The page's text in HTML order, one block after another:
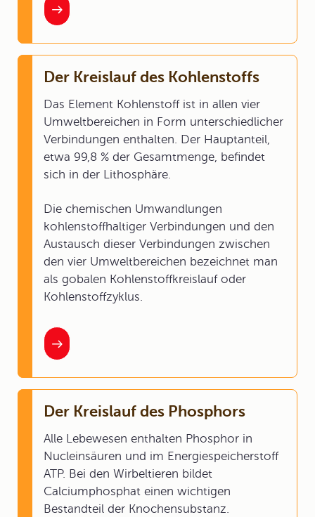
Der Kreislauf des Kohlenstoffs
Das Element Kohlenstoff ist in allen vier
Umweltbereichen in Form unterschiedlicher
Verbindungen enthalten. Der Hauptanteil,
etwa 99,8 % der Gesamtmenge, befindet
sich in der Lithosphäre.
Die chemischen Umwandlungen
kohlenstoffhaltiger Verbindungen und den
Austausch dieser Verbindungen zwischen
den vier Umweltbereichen bezeichnet man
als gobalen Kohlenstoffkreislauf oder
Kohlenstoffzyklus.
Der Kreislauf des Phosphors
Alle Lebewesen enthalten Phosphor in
Nucleinsäuren und im Energiespeicherstoff
ATP. Bei den Wirbeltieren bildet
Calciumphosphat einen wichtigen
Bestandteil der Knochensubstanz.